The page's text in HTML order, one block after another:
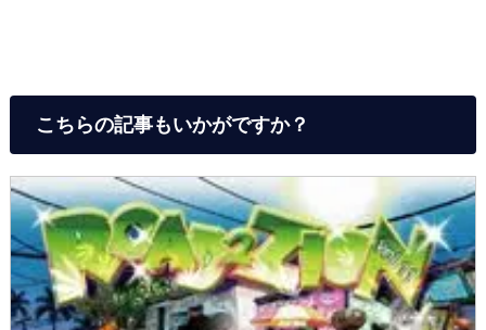
こちらの記事もいかがですか？